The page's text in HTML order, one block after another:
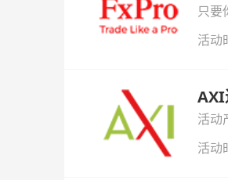
只要
自动
活动
AXI
活动
活动